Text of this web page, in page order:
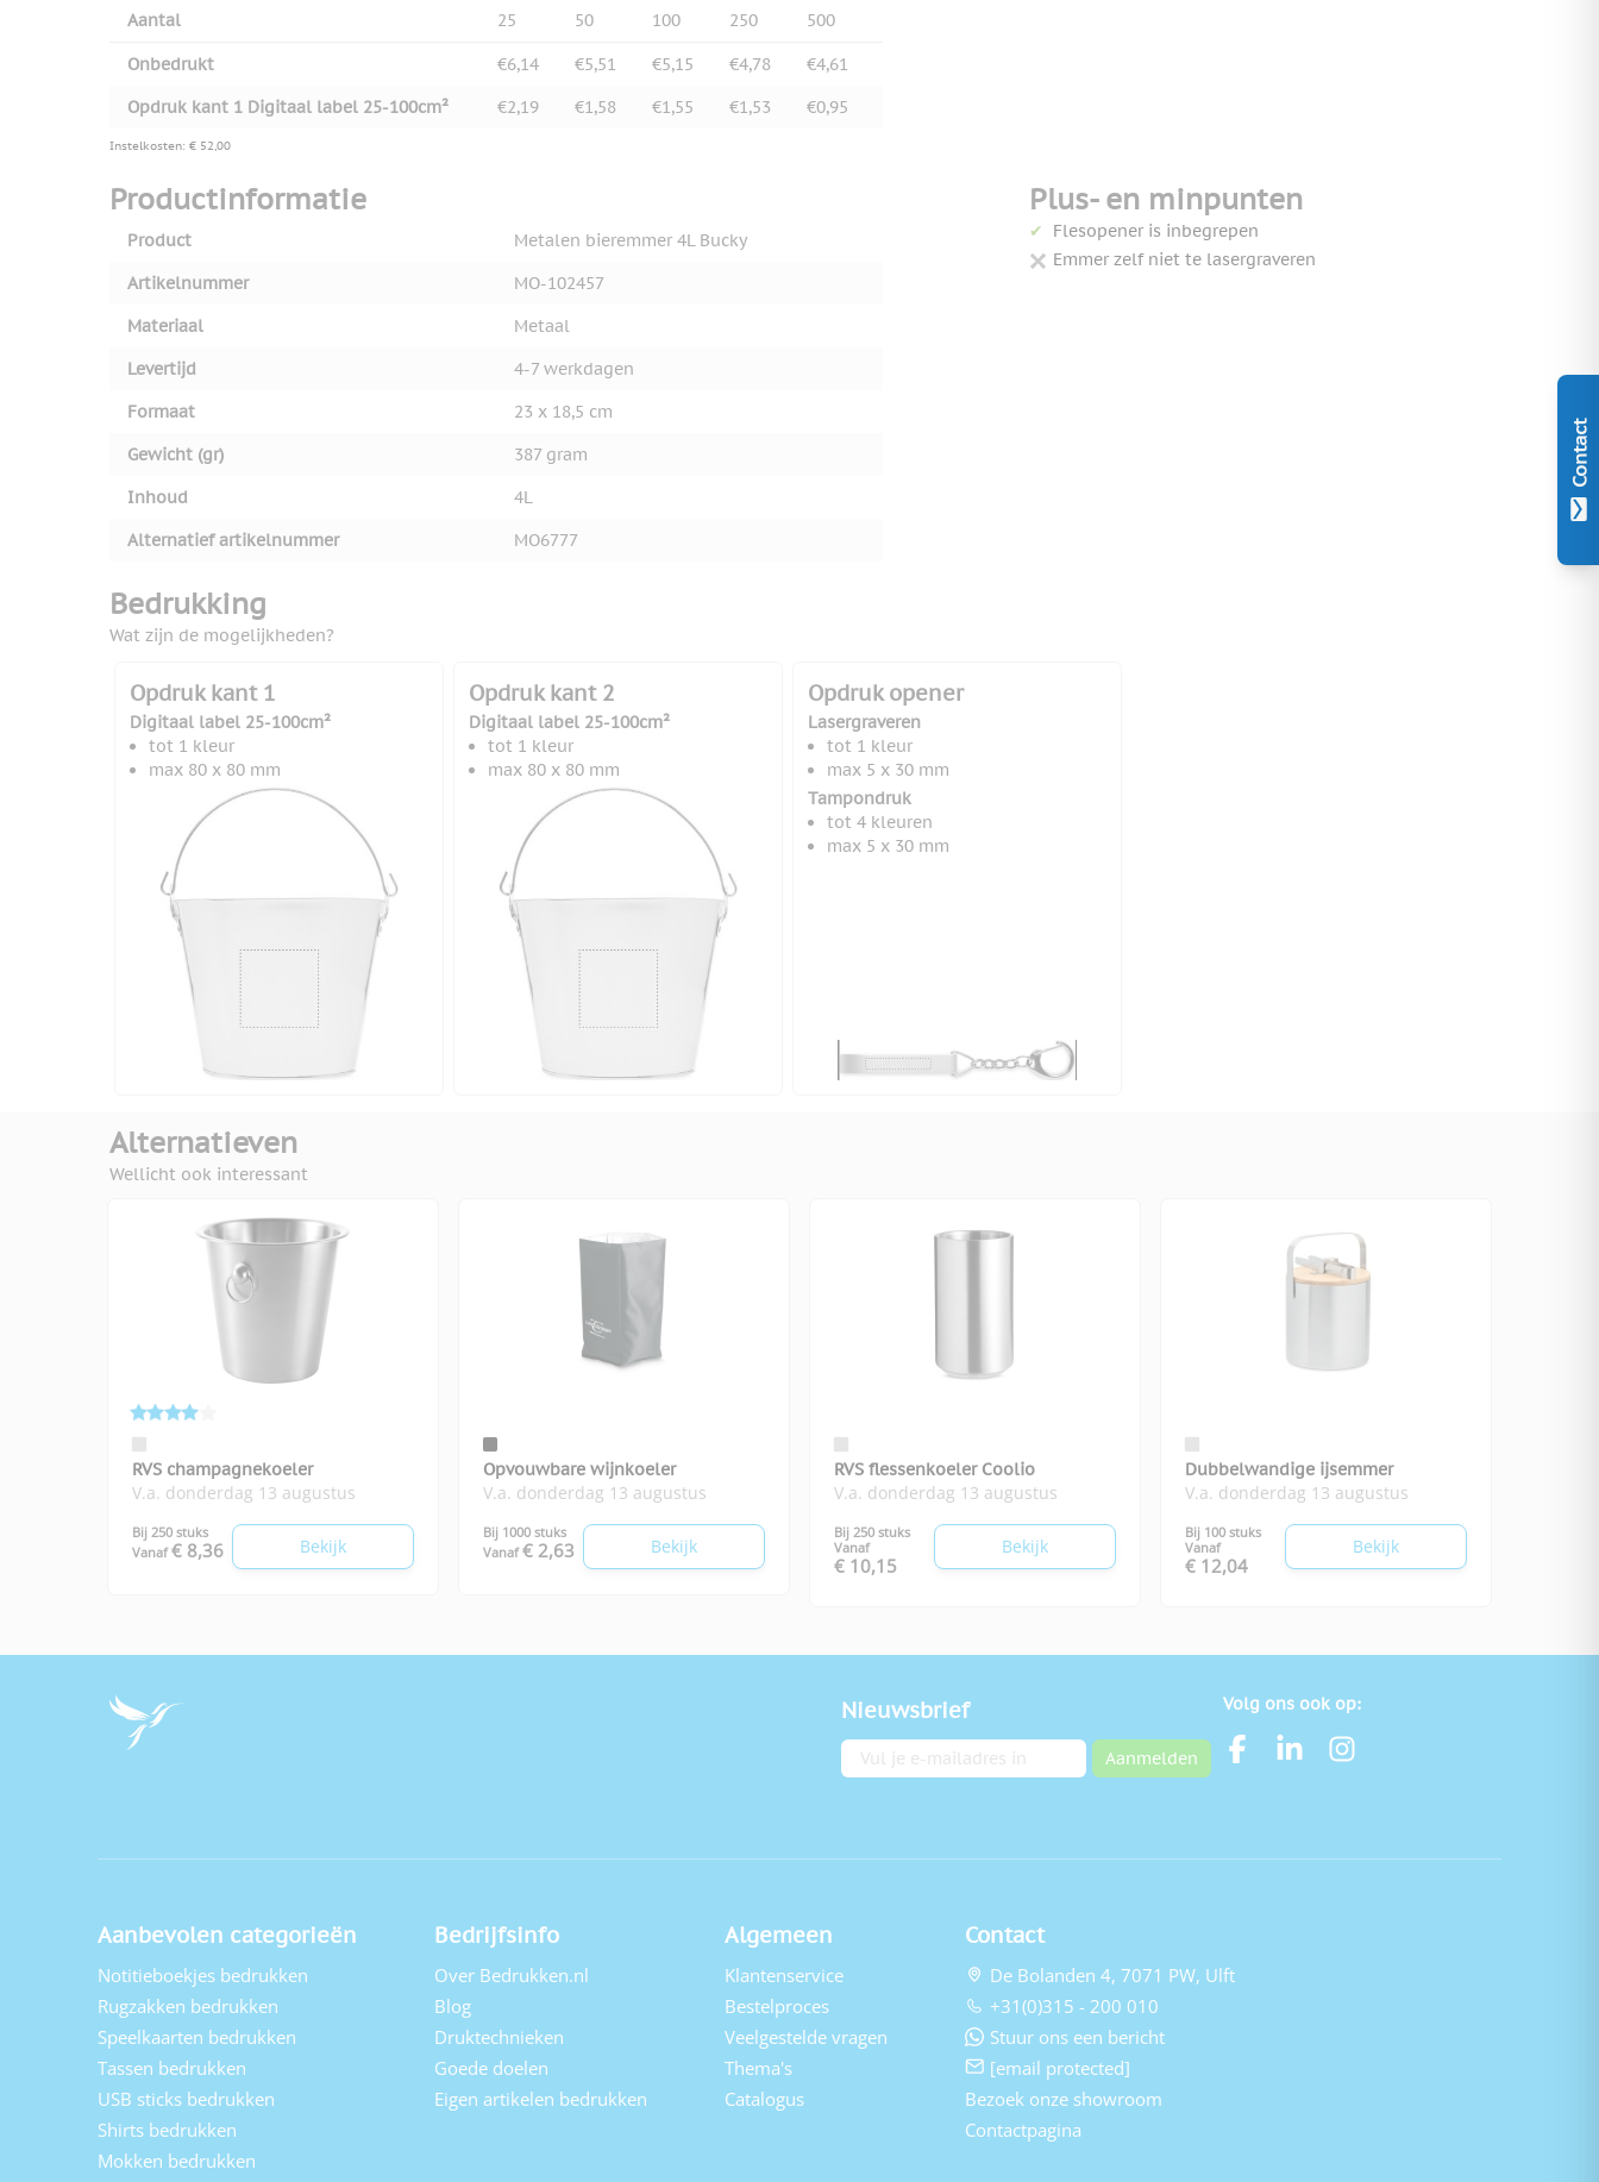
Contact
Aantal 25 50 100 250 500
Onbedrukt €6,14 €5,51 €5,15 €4,78
€4,61
Opdruk kant 1 Digitaal label 25-100cm²
€2,19 €1,58 €1,55 €1,53 €0,95
Instelkosten: € 52,00
Productinformatie
Product
Metalen bieremmer 4L Bucky
Artikelnummer
MO-102457
Materiaal
Metaal
Levertijd
4-7 werkdagen
Formaat
23 x 18,5 cm
Gewicht (gr)
387 gram
Inhoud
4L
Alternatief artikelnummer
MO6777
Plus- en minpunten
Flesopener is inbegrepen
Emmer zelf niet te lasergraveren
Bedrukking
Wat zijn de mogelijkheden?
Opdruk kant 1
Digitaal label 25-100cm²
tot 1 kleur
max 80 x 80 mm
Opdruk kant 2
Digitaal label 25-100cm²
tot 1 kleur
max 80 x 80 mm
Opdruk opener
Lasergraveren
tot 1 kleur
max 5 x 30 mm
Tampondruk
tot 4 kleuren
max 5 x 30 mm
Alternatieven
Wellicht ook interessant
RVS champagnekoeler
V.a. donderdag 13 augustus
Bij 250 stuks
Vanaf € 8,36 Bekijk
Opvouwbare wijnkoeler
V.a. donderdag 13 augustus
Bij 1000 stuks
Vanaf € 2,63 Bekijk
RVS flessenkoeler Coolio
V.a. donderdag 13 augustus
Bij 250 stuks
Vanaf
€ 10,15
Bekijk
Dubbelwandige ijsemmer
V.a. donderdag 13 augustus
Bij 100 stuks
Vanaf
€ 12,04
Bekijk
Nieuwsbrief
E-mailadres Aanmelden
Volg ons ook op:
Aanbevolen categorieën
Notitieboekjes bedrukken
Rugzakken bedrukken
Speelkaarten bedrukken
Tassen bedrukken
USB sticks bedrukken
Shirts bedrukken
Mokken bedrukken
Bedrijfsinfo
Over Bedrukken.nl
Blog
Druktechnieken
Goede doelen
Eigen artikelen bedrukken
Algemeen
Klantenservice
Bestelproces
Veelgestelde vragen
Thema's
Catalogus
Contact
De Bolanden 4, 7071 PW, Ulft
+31(0)315 - 200 010
Stuur ons een bericht
[email protected]
Bezoek onze showroom
Contactpagina